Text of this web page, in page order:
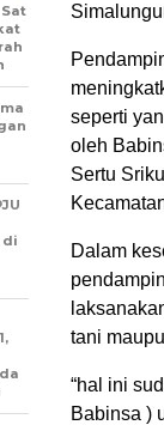
seperti
oleh
Sertu
Dalam
tani
“hal ini
Babinsa )
di